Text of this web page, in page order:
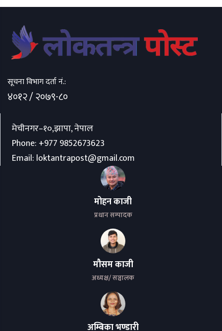
सूचना विभाग दर्ता नं.:
४०१२ / २०७९-८०
मेचीनगर–१०,झापा, नेपाल
Phone: +977 9852673623
Email: loktantrapost@gmail.com
मोहन काजी
प्रधान सम्पादक
मौसम काजी
अध्यक्ष/ सञ्चालक
अम्बिका भण्डारी